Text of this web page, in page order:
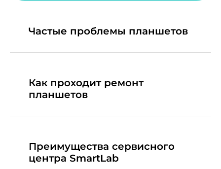
Частые проблемы планшетов
Как проходит ремонт
планшетов
Преимущества сервисного
центра SmartLab